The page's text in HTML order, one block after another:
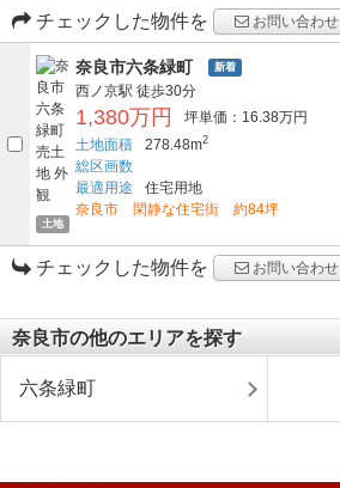
チェックした物件を
お問い合わせ
土地
奈良市六条緑町 新着
西ノ京駅 徒歩30分
1,380万円
坪単価：16.38万円
土地面積
278.48m2
総区画数
最適用途
住宅用地
奈良市 閑静な住宅街 約84坪
チェックした物件を お問い合わせ
奈良市の他のエリアを探す
六条緑町